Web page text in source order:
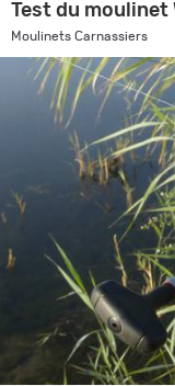
Test du moulinet
Moulinets Carnassiers